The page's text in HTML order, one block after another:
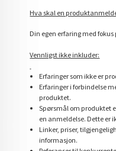
Hva skal en
Din egen erfaring med
Vennligst ikke inkluder:
Erfaringer som ikke er
Erfaringer i forbindelse
produktet.
Spørsmål om produktet
en anmeldelse. Dette er
Linker, priser,
informasjon.